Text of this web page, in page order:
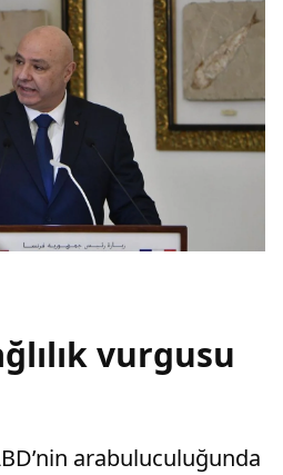
vurgusu
arabuluculuğunda